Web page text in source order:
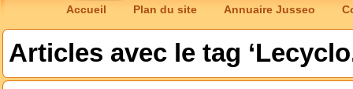
Accueil Plan du site Annuaire Jusseo
Articles avec le tag